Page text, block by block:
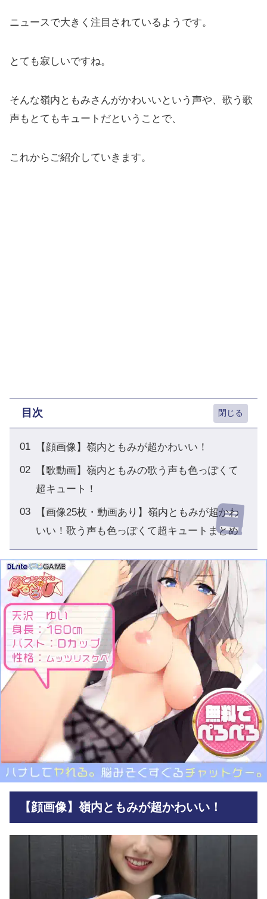
ニュースで大きく注目されているようです。
とても寂しいですね。
そんな嶺内ともみさんがかわいいという声や、歌う歌
声もとてもキュートだということで、
これからご紹介していきます。
目次
【顔画像】嶺内ともみが超かわいい！
【歌動画】嶺内ともみの歌う声も色っぽくて
超キュート！
【画像25枚・動画あり】嶺内ともみが超かわ
いい！歌う声も色っぽくて超キュートまとめ
【顔画像】嶺内ともみが超かわいい！